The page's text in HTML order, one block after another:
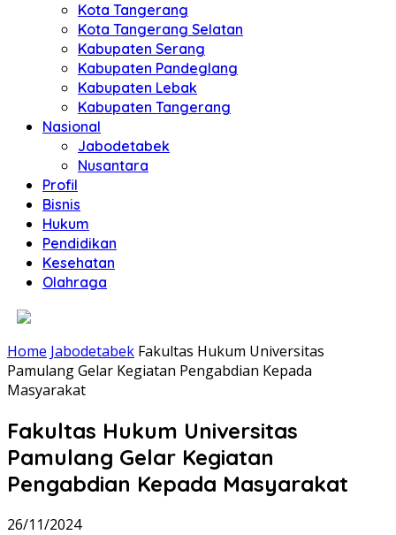
Kota Tangerang
Kota Tangerang Selatan
Kabupaten Serang
Kabupaten Pandeglang
Kabupaten Lebak
Kabupaten Tangerang
Nasional
Jabodetabek
Nusantara
Profil
Bisnis
Hukum
Pendidikan
Kesehatan
Olahraga
Home Jabodetabek Fakultas Hukum Universitas
Pamulang Gelar Kegiatan Pengabdian Kepada
Masyarakat
Fakultas Hukum Universitas
Pamulang Gelar Kegiatan
Pengabdian Kepada Masyarakat
26/11/2024